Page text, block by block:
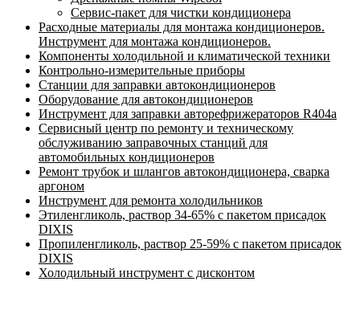
Сервис-пакет для чистки кондиционера
Расходные материалы для монтажа кондиционеров.
Инструмент для монтажа кондиционеров.
Компоненты холодильной и климатической техники
Контрольно-измерительные приборы
Станции для заправки автокондиционеров
Оборудование для автокондиционеров
Инструмент для заправки авторефрижераторов R404a
Сервисный центр по ремонту и техническому
обслуживанию заправочных станций для
автомобильных кондиционеров
Ремонт трубок и шлангов автокондиционера, сварка
аргоном
Инструмент для ремонта холодильников
Этиленгликоль, раствор 34-65% с пакетом присадок
DIXIS
Пропиленгликоль, раствор 25-59% с пакетом присадок
DIXIS
Холодильный инструмент с дисконтом